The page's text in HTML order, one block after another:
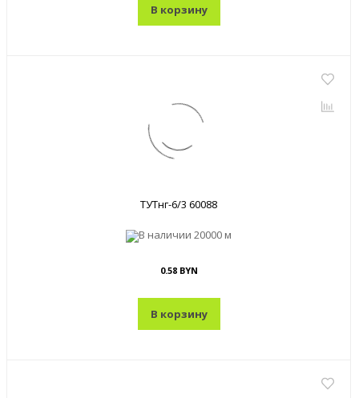
В корзину
ТУТнг-6/3 60088
В наличии 20000 м
0.58 BYN
В корзину